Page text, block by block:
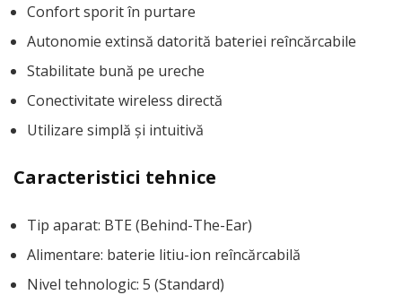
Confort sporit în purtare
Autonomie extinsă datorită bateriei reîncărcabile
Stabilitate bună pe ureche
Conectivitate wireless directă
Utilizare simplă și intuitivă
Caracteristici tehnice
Tip aparat: BTE (Behind-The-Ear)
Alimentare: baterie litiu-ion reîncărcabilă
Nivel tehnologic: 5 (Standard)